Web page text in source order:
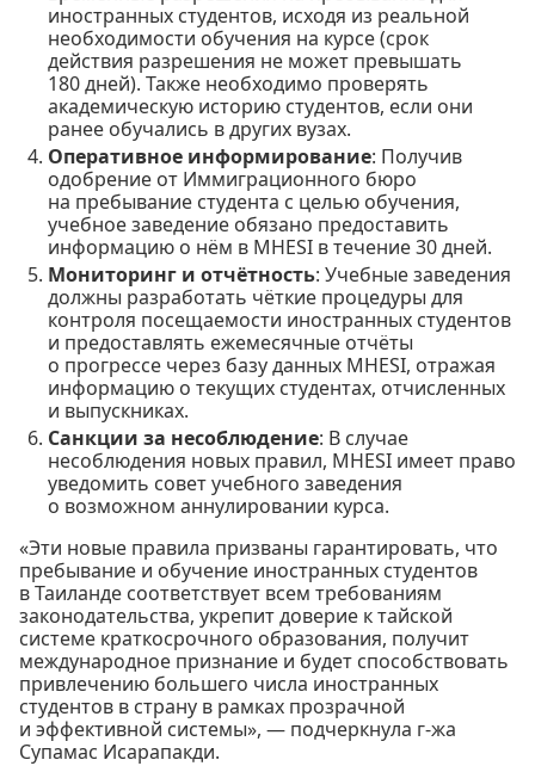
иностранных студентов, исходя из реальной
необходимости обучения на курсе (срок
действия разрешения не может превышать
180 дней). Также необходимо проверять
академическую историю студентов, если они
ранее обучались в других вузах.
Оперативное информирование: Получив
одобрение от Иммиграционного бюро
на пребывание студента с целью обучения,
учебное заведение обязано предоставить
информацию о нём в MHESI в течение 30 дней.
Мониторинг и отчётность: Учебные заведения
должны разработать чёткие процедуры для
контроля посещаемости иностранных студентов
и предоставлять ежемесячные отчёты
о прогрессе через базу данных MHESI, отражая
информацию о текущих студентах, отчисленных
и выпускниках.
Санкции за несоблюдение: В случае
несоблюдения новых правил, MHESI имеет право
уведомить совет учебного заведения
о возможном аннулировании курса.
«Эти новые правила призваны гарантировать, что
пребывание и обучение иностранных студентов
в Таиланде соответствует всем требованиям
законодательства, укрепит доверие к тайской
системе краткосрочного образования, получит
международное признание и будет способствовать
привлечению большего числа иностранных
студентов в страну в рамках прозрачной
и эффективной системы», — подчеркнула г-жа
Супамас Исарапакди.